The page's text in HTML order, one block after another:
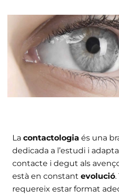
La contactologia és una
dedicada a l’estudi i
contacte i degut als
està en constant evolució
requereix estar format